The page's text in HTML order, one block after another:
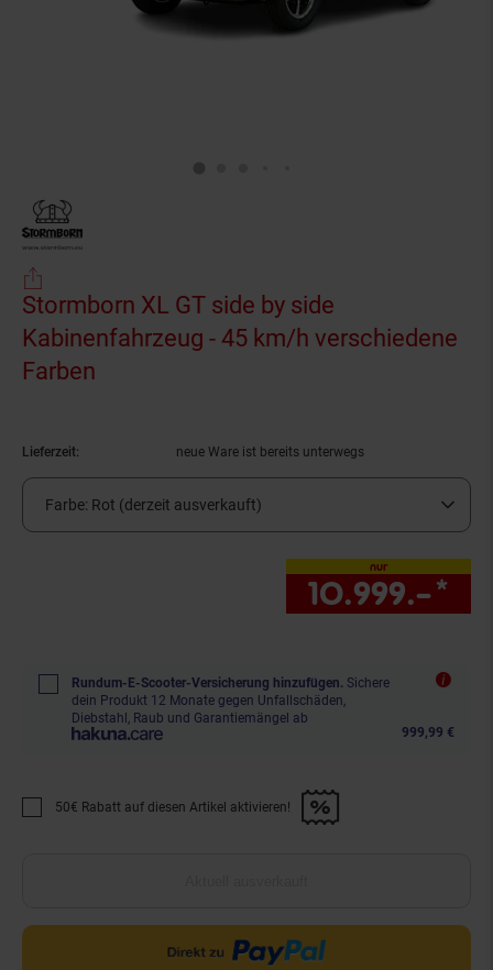
Stormborn XL GT side by side
Kabinenfahrzeug - 45 km/h verschiedene
Farben
Lieferzeit: neue Ware ist bereits unterwegs
Farbe: Rot (derzeit ausverkauft)
nur
10.999.–*
Rundum-E-Scooter-Versicherung hinzufügen. Sichere
dein Produkt 12 Monate gegen Unfallschäden,
Diebstahl, Raub und Garantiemängel ab
999,99 €
Promotion "50€ Rabatt auf diesen Artikel aktivieren!" anwenden
50€ Rabatt auf diesen Artikel aktivieren!